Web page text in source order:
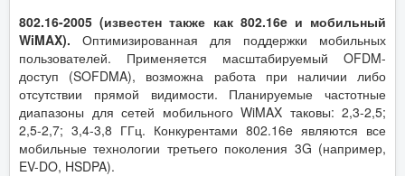
802.16-2005 (известен также как 802.16e и мобильный
WiMAX). Оптимизированная для поддержки мобильных
пользователей. Применяется масштабируемый OFDM-
доступ (SOFDMA), возможна работа при наличии либо
отсутствии прямой видимости. Планируемые частотные
диапазоны для сетей мобильного WiMAX таковы: 2,3-2,5;
2,5-2,7; 3,4-3,8 ГГц. Конкурентами 802.16e являются все
мобильные технологии третьего поколения 3G (например,
EV-DO, HSDPA).